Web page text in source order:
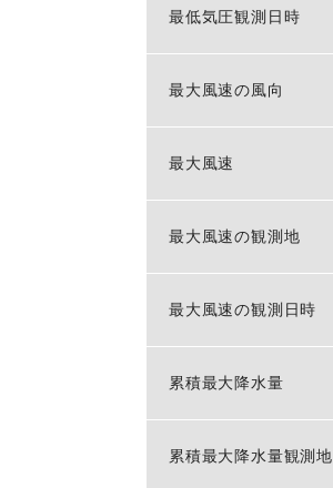
最低気圧観測日時
最大風速の風向
最大風速
最大風速の観測地
最大風速の観測日時
累積最大降水量
累積最大降水量観測地